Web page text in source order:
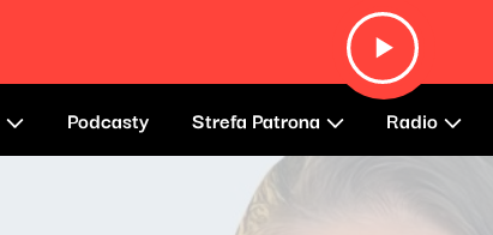
Podcasty Strefa Patrona Radio